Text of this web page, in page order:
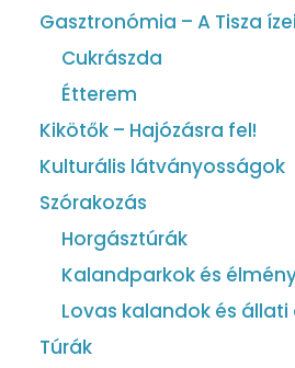
Gasztronómia – A Tisza ízei
Cukrászda
Étterem
Kikötők – Hajózásra fel!
Kulturális látványosságok
Szórakozás
Horgásztúrák
Kalandparkok és
Lovas kalandok és
Túrák